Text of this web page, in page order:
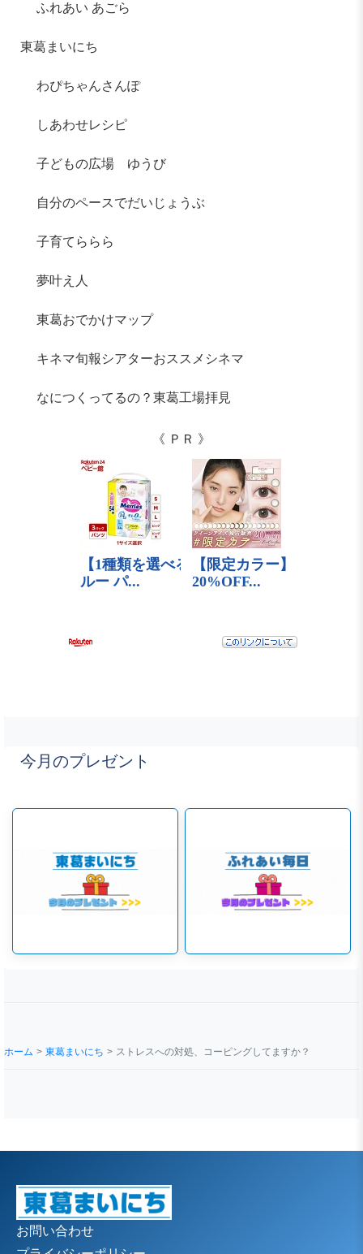
ふれあい あごら
東葛まいにち
わぴちゃんさんぽ
しあわせレシピ
子どもの広場 ゆうび
自分のペースでだいじょうぶ
子育てららら
夢叶え人
東葛おでかけマップ
キネマ旬報シアターおススメシネマ
なにつくってるの？東葛工場拝見
《 ＰＲ 》
今月のプレゼント
ホーム 東葛まいにち ストレスへの対処、コーピングしてますか？
お問い合わせ